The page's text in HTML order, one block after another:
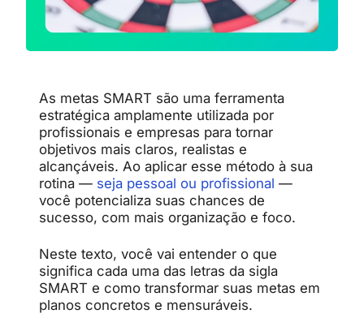
As metas SMART são uma ferramenta
estratégica amplamente utilizada por
profissionais e empresas para tornar
objetivos mais claros, realistas e
alcançáveis. Ao aplicar esse método à sua
rotina — seja pessoal ou profissional —
você potencializa suas chances de
sucesso, com mais organização e foco.
Neste texto, você vai entender o que
significa cada uma das letras da sigla
SMART e como transformar suas metas em
planos concretos e mensuráveis.